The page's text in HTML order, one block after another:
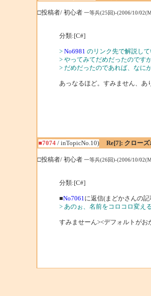
□投稿者/ 初心者 一等兵(25回)-(2006/10/
分類:[C#]
> No6981 のリンク先で解説して
> やってみてだめだったのですか
> だめだったのであれば、なに
あっなるほど。すみません、あ
■7074/ inTopicNo.10) Re[7]: クロー
□投稿者/ 初心者 一等兵(26回)-(2006/10/
分類:[C#]
■No7061 に返信(まどかさんの記
> あのぉ、名前をコロコロ変え
すみませーん><デフォルトが